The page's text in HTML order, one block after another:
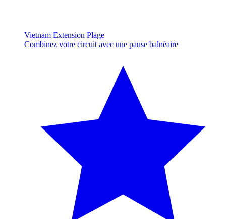
Vietnam Extension Plage
Combinez votre circuit avec une pause balnéaire